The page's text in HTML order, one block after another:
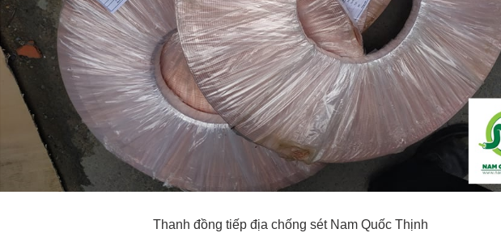
Thanh đồng tiếp địa chống sét Nam Quốc Thịnh